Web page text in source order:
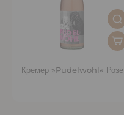
Кремер »Pudelwohl« Розе